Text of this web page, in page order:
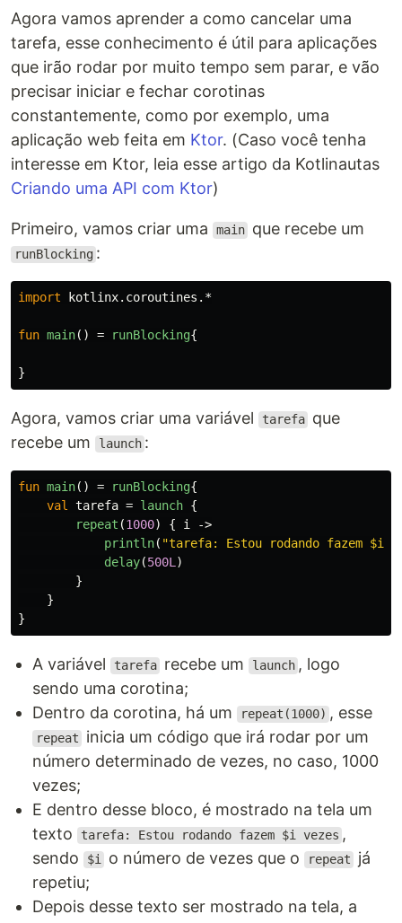
Agora vamos aprender a como cancelar uma
tarefa, esse conhecimento é útil para aplicações
que irão rodar por muito tempo sem parar, e vão
precisar iniciar e fechar corotinas
constantemente, como por exemplo, uma
aplicação web feita em Ktor. (Caso você tenha
interesse em Ktor, leia esse artigo da Kotlinautas
Criando uma API com Ktor)
Primeiro, vamos criar uma main que recebe um
runBlocking :
import kotlinx.coroutines.*
fun main() = runBlocking{
}
Agora, vamos criar uma variável tarefa que
recebe um
launch :
fun main() = runBlocking{
val tarefa = launch {
repeat (1000) { i
->
println( "tarefa: Estou rodando fazem $i
delay(500L)
}
}
}
A variável tarefa recebe um launch , logo
sendo uma corotina;
Dentro da corotina, há um
repeat(1000) , esse
repeat
inicia um código que irá rodar por um
número determinado de vezes, no caso, 1000
vezes;
E dentro desse bloco, é mostrado na tela um
texto
tarefa: Estou rodando fazem $i vezes ,
sendo
$i o número de vezes que o repeat
já
repetiu;
Depois desse texto ser mostrado na tela, a